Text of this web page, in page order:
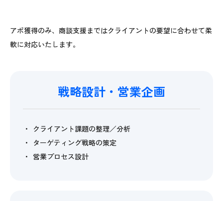
アポ獲得のみ、商談支援まではクライアントの要望に合わせて柔
軟に対応いたします。
戦略設計・営業企画
クライアント課題の整理／分析
ターゲティング戦略の策定
営業プロセス設計